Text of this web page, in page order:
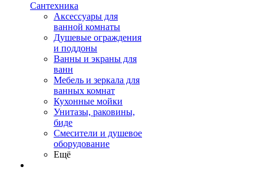
Сантехника
Аксессуары для
ванной комнаты
Душевые ограждения
и поддоны
Ванны и экраны для
ванн
Мебель и зеркала для
ванных комнат
Кухонные мойки
Унитазы, раковины,
биде
Смесители и душевое
оборудование
Ещё